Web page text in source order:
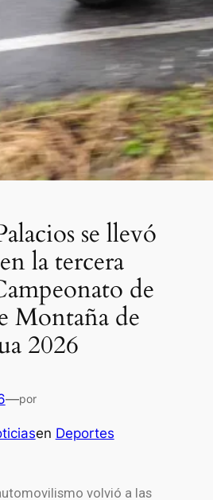
se llevó
la tercera
de
Montaña de
2026
—por
en Deportes
volvió a las